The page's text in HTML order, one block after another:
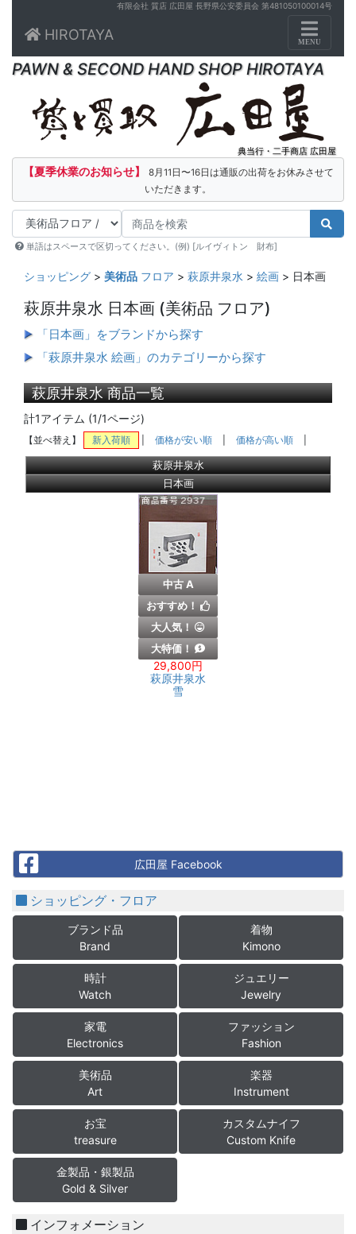
有限会社 質店 広田屋 長野県公安委員会 第481050100014号
HIROTAYA
Toggle
MENU
PAWN & SECOND HAND SHOP HIROTAYA
典当行・二手商店 広田屋
【夏季休業のお知らせ】
8月11日〜16日は通販の出荷をお休みさせて
いただきます。
単語はスペースで区切ってください。(例) [ルイヴィトン 財布]
ショッピング > 美術品 フロア > 萩原井泉水 > 絵画 > 日本画
萩原井泉水 日本画 (美術品 フロア)
「日本画」をブランドから探す
「萩原井泉水 絵画」のカテゴリーから探す
萩原井泉水 商品一覧
計1アイテム (1/1ページ)
【並べ替え】 新入荷順 価格が安い順 価格が高い順
萩原井泉水
日本画
中古 A
おすすめ！
大人気！
大特価！
29,800円
萩原井泉水
雪
Facebook 広田屋 Facebook
ショッピング・フロア
ブランド品
Brand
着物
Kimono
時計
Watch
ジュエリー
Jewelry
家電
Electronics
ファッション
Fashion
美術品
Art
楽器
Instrument
お宝
treasure
カスタムナイフ
Custom Knife
金製品・銀製品
Gold & Silver
インフォメーション